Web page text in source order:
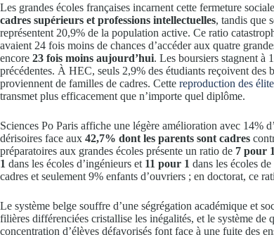
Les grandes écoles françaises incarnent cette fermeture
cadres supérieurs et professions intellectuelles, tandis que
représentent 20,9% de la population active. Ce ratio
avaient 24 fois moins de chances d’accéder aux quatre
encore 23 fois moins aujourd’hui. Les boursiers stagnent à
précédentes. À HEC, seuls 2,9% des étudiants reçoivent des
proviennent de familles de cadres. Cette reproduction des
transmet plus efficacement que n’importe quel diplôme.
Sciences Po Paris affiche une légère amélioration avec 14%
dérisoires face aux 42,7% dont les parents sont cadres
préparatoires aux grandes écoles présente un ratio de 7 pour 1
1 dans les écoles d’ingénieurs et 11 pour 1 dans les écoles
cadres et seulement 9% enfants d’ouvriers ; en doctorat, ce
Le système belge souffre d’une ségrégation académique et
filières différenciées cristallise les inégalités, et le système
concentration d’élèves défavorisés font face à une fuite des